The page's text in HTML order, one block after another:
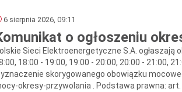
6 sierpnia 2026, 09:11
o ogłoszeniu
Sieci Elektroenergetyczne S.A. ogłaszają
18:00 - 19:00, 19:00 - 20:00, 20:00 - 21:00,
skorygowanego obowiązku
okresy-przywolania . Podstawa prawna: art.